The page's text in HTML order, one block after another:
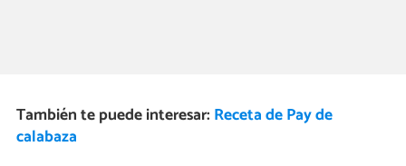
También te puede interesar: Receta de Pay de
calabaza